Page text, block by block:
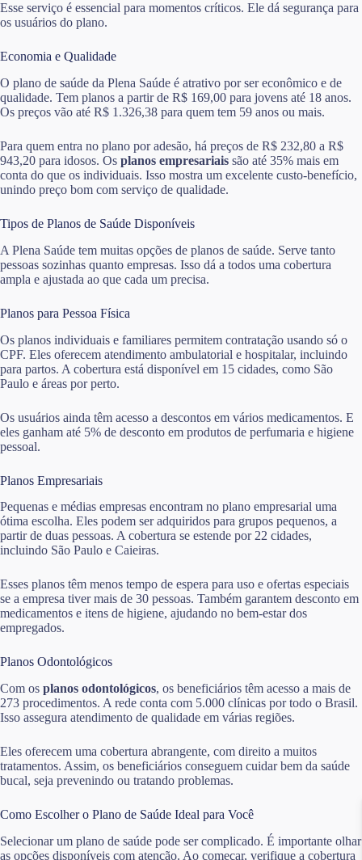
Esse serviço é essencial para momentos críticos. Ele dá segurança para
os usuários do plano.
Economia e Qualidade
O plano de saúde da Plena Saúde é atrativo por ser econômico e de
qualidade. Tem planos a partir de R$ 169,00 para jovens até 18 anos.
Os preços vão até R$ 1.326,38 para quem tem 59 anos ou mais.
Para quem entra no plano por adesão, há preços de R$ 232,80 a R$
943,20 para idosos. Os planos empresariais são até 35% mais em
conta do que os individuais. Isso mostra um excelente custo-benefício,
unindo preço bom com serviço de qualidade.
Tipos de Planos de Saúde Disponíveis
A Plena Saúde tem muitas opções de planos de saúde. Serve tanto
pessoas sozinhas quanto empresas. Isso dá a todos uma cobertura
ampla e ajustada ao que cada um precisa.
Planos para Pessoa Física
Os planos individuais e familiares permitem contratação usando só o
CPF. Eles oferecem atendimento ambulatorial e hospitalar, incluindo
para partos. A cobertura está disponível em 15 cidades, como São
Paulo e áreas por perto.
Os usuários ainda têm acesso a descontos em vários medicamentos. E
eles ganham até 5% de desconto em produtos de perfumaria e higiene
pessoal.
Planos Empresariais
Pequenas e médias empresas encontram no plano empresarial uma
ótima escolha. Eles podem ser adquiridos para grupos pequenos, a
partir de duas pessoas. A cobertura se estende por 22 cidades,
incluindo São Paulo e Caieiras.
Esses planos têm menos tempo de espera para uso e ofertas especiais
se a empresa tiver mais de 30 pessoas. Também garantem desconto em
medicamentos e itens de higiene, ajudando no bem-estar dos
empregados.
Planos Odontológicos
Com os planos odontológicos, os beneficiários têm acesso a mais de
273 procedimentos. A rede conta com 5.000 clínicas por todo o Brasil.
Isso assegura atendimento de qualidade em várias regiões.
Eles oferecem uma cobertura abrangente, com direito a muitos
tratamentos. Assim, os beneficiários conseguem cuidar bem da saúde
bucal, seja prevenindo ou tratando problemas.
Como Escolher o Plano de Saúde Ideal para Você
Selecionar um plano de saúde pode ser complicado. É importante olhar
as opções disponíveis com atenção. Ao começar, verifique a cobertura